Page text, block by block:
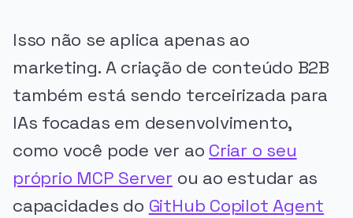
Isso não se aplica apenas ao
marketing. A criação de conteúdo B2B
também está sendo terceirizada para
IAs focadas em desenvolvimento,
como você pode ver ao Criar o seu
próprio MCP Server ou ao estudar as
capacidades do GitHub Copilot Agent